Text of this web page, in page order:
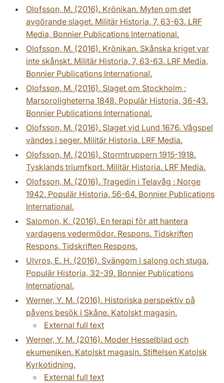
Olofsson, M. (2016). Krönikan. Myten om det
avgörande slaget. Militär Historia, 7, 63-63. LRF
Media, Bonnier Publications International.
Olofsson, M. (2016). Krönikan. Skånska kriget var
inte skånskt. Militär Historia, 7, 63-63. LRF Media,
Bonnier Publications International.
Olofsson, M. (2016). Slaget om Stockholm :
Marsoroligheterna 1848. Populär Historia, 36-43.
Bonnier Publications International.
Olofsson, M. (2016). Slaget vid Lund 1676. Vågspel
vändes i seger. Militär Historia. LRF Media.
Olofsson, M. (2016). Stormtruppern 1915-1918.
Tysklands triumfkort. Militär Historia. LRF Media.
Olofsson, M. (2016). Tragedin i Telavåg : Norge
1942. Populär Historia, 56-64. Bonnier Publications
International.
Salomon, K. (2016). En terapi för att hantera
vardagens vedermödor. Respons. Tidskriften
Respons, Tidskriften Respons.
Ulvros, E. H. (2016). Svängom i salong och stuga.
Populär Historia, 32-39. Bonnier Publications
International.
Werner, Y. M. (2016). Historiska perspektiv på
påvens besök i Skåne. Katolskt magasin.
External full text
Werner, Y. M. (2016). Moder Hesselblad och
ekumeniken. Katolskt magasin. Stiftelsen Katolsk
Kyrkotidning.
External full text